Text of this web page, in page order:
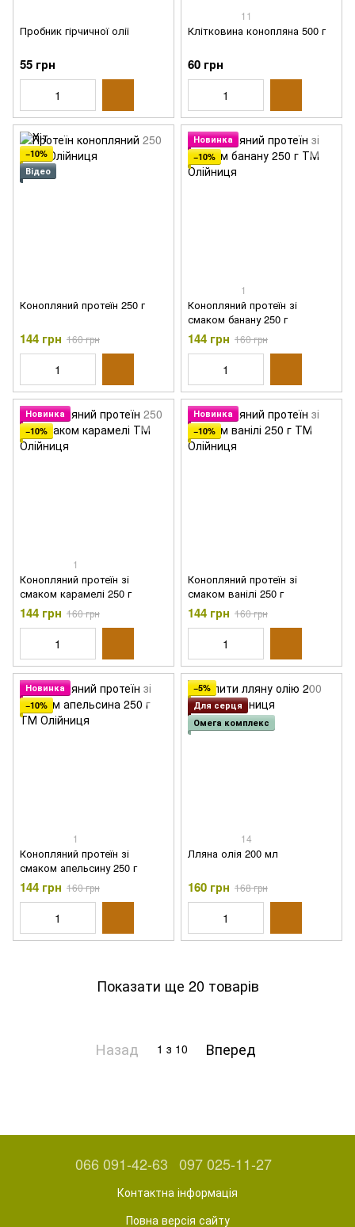
Пробник гірчичної олії
55 грн
11
Клітковина конопляна 500 г
60 грн
−10%
Відео
Конопляний протеїн 250 г
144 грн 160 грн
Новинка
−10%
1
Конопляний протеїн зі
смаком банану 250 г
144 грн 160 грн
Новинка
−10%
1
Конопляний протеїн зі
смаком карамелі 250 г
144 грн 160 грн
Новинка
−10%
Конопляний протеїн зі
смаком ванілі 250 г
144 грн 160 грн
Новинка
−10%
1
Конопляний протеїн зі
смаком апельсину 250 г
144 грн 160 грн
−5%
Для серця
Омега комплекс
14
Лляна олія 200 мл
160 грн 168 грн
Показати ще 20 товарів
Назад 1 з 10 Вперед
066 091-42-63 097 025-11-27
Контактна інформація
Повна версія сайту